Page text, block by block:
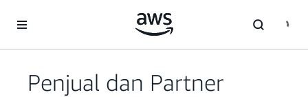
Penjual dan Partner